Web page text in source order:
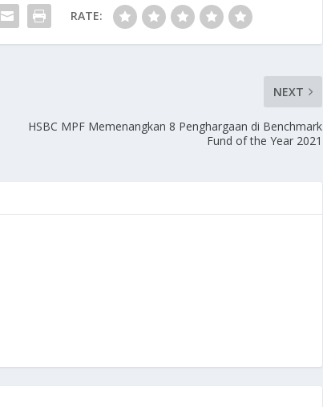
RATE:
NEXT
HSBC MPF Memenangkan 8 Penghargaan di Benchmark
Fund of the Year 2021